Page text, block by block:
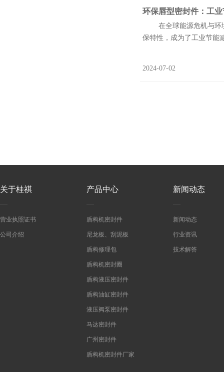
环保唇型密封件：工
在全球能源危机与环境
保特性，成为了工业节能
2024-07-02
关于桂祺
营业执照证书
公司介绍
产品中心
盾构机密封件
尼龙板、刮泥板
盾构修理包
盾构机密封圈
盾构液压密封件
盾构油缸密封件
液压阀泵密封件
马达密封件
广州密封件
盾构机密封件厂家
新闻动态
新闻动态
行业资讯
技术解答